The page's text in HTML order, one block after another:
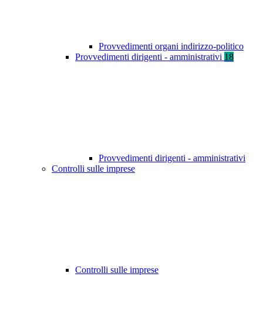
Provvedimenti organi indirizzo-politico
Provvedimenti dirigenti - amministrativi 18
Provvedimenti dirigenti - amministrativi
Controlli sulle imprese
Controlli sulle imprese